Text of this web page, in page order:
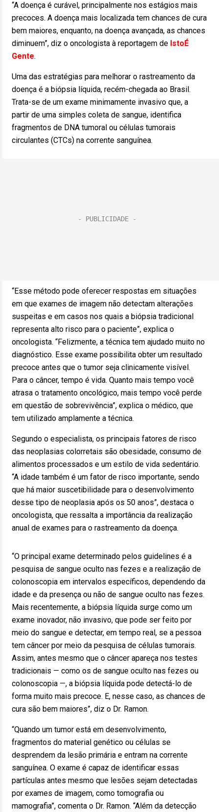
“A doença é curável, principalmente nos estágios mais
precoces. A doença mais localizada tem chances de cura
bem maiores, enquanto, na doença avançada, as chances
diminuem”, diz o oncologista à reportagem de IstoÉ
Gente.
Uma das estratégias para melhorar o rastreamento da
doença é a biópsia líquida, recém-chegada ao Brasil.
Trata-se de um exame minimamente invasivo que, a
partir de uma simples coleta de sangue, identifica
fragmentos de DNA tumoral ou células tumorais
circulantes (CTCs) na corrente sanguínea.
“Esse método pode oferecer respostas em situações
em que exames de imagem não detectam alterações
suspeitas e em casos nos quais a biópsia tradicional
representa alto risco para o paciente”, explica o
oncologista. “Felizmente, a técnica tem ajudado muito no
diagnóstico. Esse exame possibilita obter um resultado
precoce antes que o tumor seja clinicamente visível.
Para o câncer, tempo é vida. Quanto mais tempo você
atrasa o tratamento oncológico, mais tempo você perde
em questão de sobrevivência”, explica o médico, que
tem utilizado amplamente a técnica.
Segundo o especialista, os principais fatores de risco
das neoplasias colorretais são obesidade, consumo de
alimentos processados e um estilo de vida sedentário.
“A idade também é um fator de risco importante, sendo
que há maior suscetibilidade para o desenvolvimento
desse tipo de neoplasia após os 50 anos”, destaca o
oncologista, que ressalta a importância da realização
anual de exames para o rastreamento da doença.
“O principal exame determinado pelos guidelines é a
pesquisa de sangue oculto nas fezes e a realização de
colonoscopia em intervalos específicos, dependendo da
idade e da presença ou não de sangue oculto nas fezes.
Mais recentemente, a biópsia líquida surge como um
exame inovador, não invasivo, que pode ser feito por
meio do sangue e detectar, em tempo real, se a pessoa
tem câncer por meio da pesquisa de células tumorais.
Assim, antes mesmo que o câncer apareça nos testes
tradicionais — como os de sangue oculto nas fezes ou
colonoscopia —, a biópsia líquida pode detectá-lo de
forma muito mais precoce. E, nesse caso, as chances de
cura são bem maiores”, diz o Dr. Ramon.
“Quando um tumor está em desenvolvimento,
fragmentos do material genético ou células se
desprendem da lesão primária e entram na corrente
sanguínea. O exame é capaz de identificar essas
partículas antes mesmo que lesões sejam detectadas
por exames de imagem, como tomografia ou
mamografia”, comenta o Dr. Ramon. “Além da detecção